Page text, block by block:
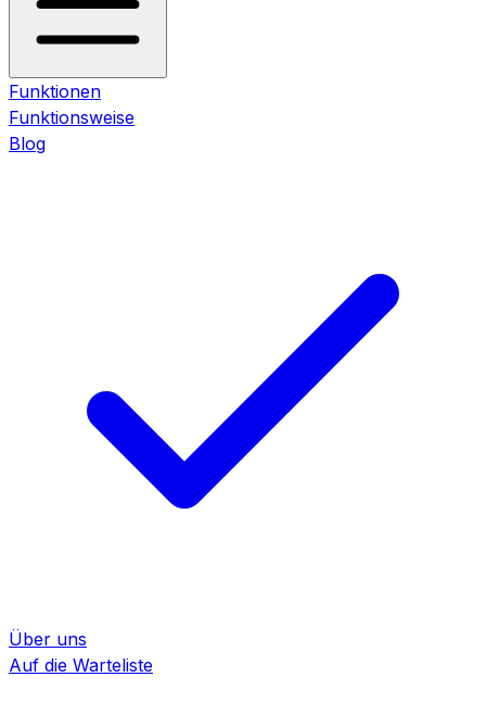
Funktionen
Funktionsweise
Blog
Über uns
Auf die Warteliste